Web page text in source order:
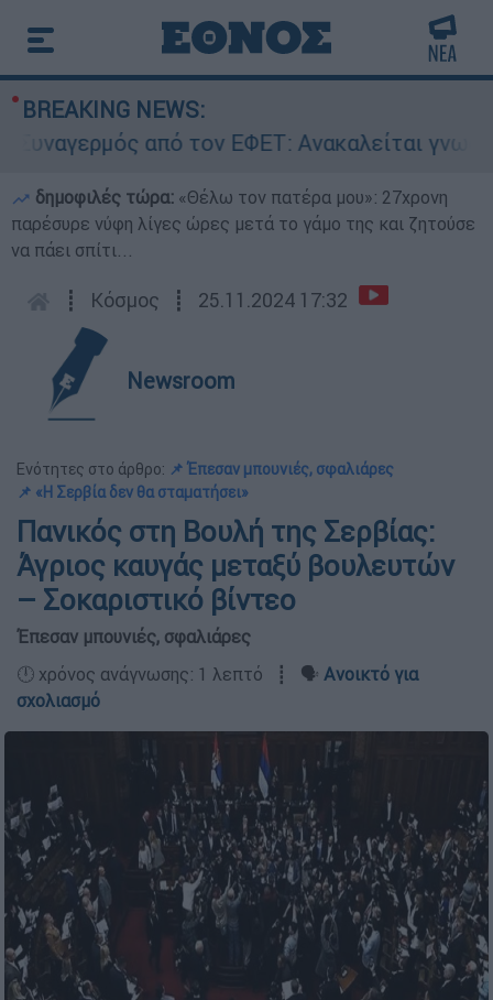
BREAKING NEWS:
από τον ΕΦΕΤ: Ανακαλείται γνωστή
δημοφιλές τώρα: «Θέλω τον πατέρα μου»: 27χρονη
παρέσυρε νύφη λίγες ώρες μετά το γάμο της και ζητούσε
να πάει σπίτι...
┋ Κόσμος ┋ 25.11.2024 17:32
Newsroom
Ενότητες στο άρθρο: 📌 Έπεσαν μπουνιές, σφαλιάρες
📌 «Η Σερβία δεν θα σταματήσει»
Πανικός στη Βουλή της Σερβίας:
Άγριος καυγάς μεταξύ βουλευτών
– Σοκαριστικό βίντεο
Έπεσαν μπουνιές, σφαλιάρες
🕛 χρόνος ανάγνωσης: 1 λεπτό ┋ 🗣️ Ανοικτό για
σχολιασμό